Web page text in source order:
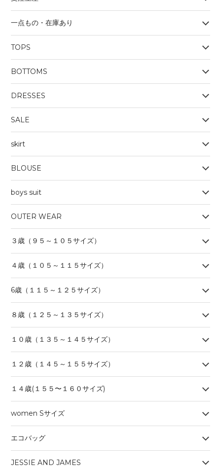
一点もの・在庫あり
TOPS
BOYS
OUTERWEAR
Tシャツ
BOTTOMS
BOYS
DRESSES
SALE
skirt
BLOUSE
boys suit
OUTER WEAR
３歳（９５～１０５サイズ）
４歳（１０５～１１５サイズ）
6歳（１１５～１２５サイズ）
８歳（１２５～１３５サイズ）
１０歳（１３５～１４５サイズ）
１２歳（１４５～１５５サイズ）
１４歳(１５５〜１６０サイズ)
women Sサイズ
エコバッグ
JESSIE AND JAMES